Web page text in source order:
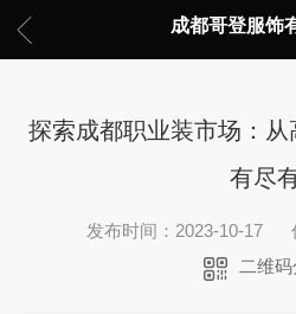
成都哥登服饰
探索成都职业装市场：
有尽
发布时间：2023-10-17
二维